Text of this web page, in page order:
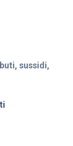
sussidi,